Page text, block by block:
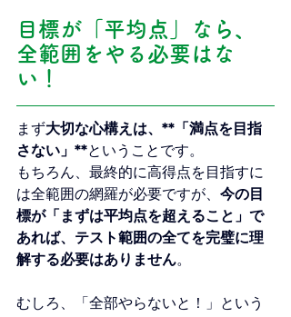
目標が「平均点」なら、
全範囲をやる必要はな
い！
まず大切な心構えは、**「満点を目指
さない」**ということです。
もちろん、最終的に高得点を目指すに
は全範囲の網羅が必要ですが、 今の目
標が「まずは平均点を超えること」で
あれば、テスト範囲の全てを完璧に理
解する必要はありません。
むしろ、「全部やらないと！」という